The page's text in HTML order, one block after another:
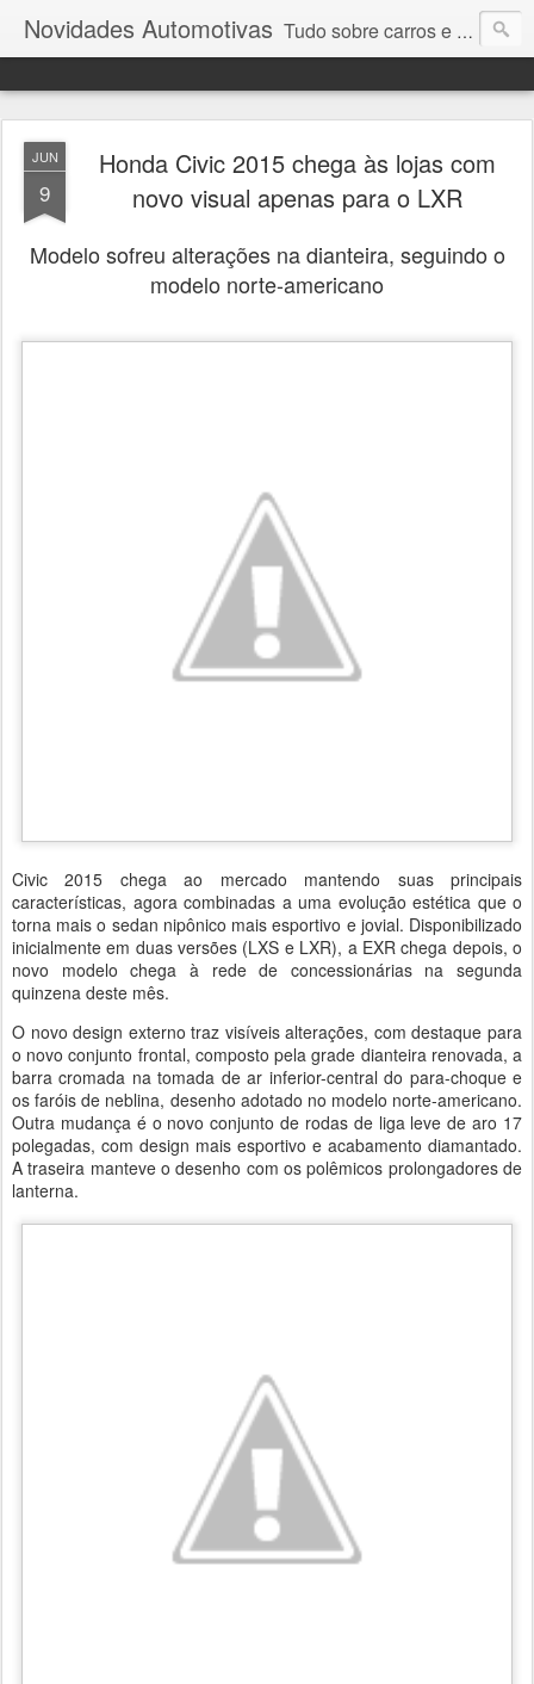
Novidades Automotivas Tudo sobre carros e motores
JUN
9
Honda Civic 2015 chega às lojas com
novo visual apenas para o LXR
Modelo sofreu alterações na dianteira, seguindo o
modelo norte-americano
Civic 2015 chega ao mercado mantendo suas principais
características, agora combinadas a uma evolução estética que o
torna mais o sedan nipônico mais esportivo e jovial. Disponibilizado
inicialmente em duas versões (LXS e LXR), a EXR chega depois, o
novo modelo chega à rede de concessionárias na segunda
quinzena deste mês.
O novo design externo traz visíveis alterações, com destaque para
o novo conjunto frontal, composto pela grade dianteira renovada, a
barra cromada na tomada de ar inferior-central do para-choque e
os faróis de neblina, desenho adotado no modelo norte-americano.
Outra mudança é o novo conjunto de rodas de liga leve de aro 17
polegadas, com design mais esportivo e acabamento diamantado.
A traseira manteve o desenho com os polêmicos prolongadores de
lanterna.